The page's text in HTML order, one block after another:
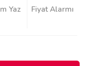
Yaz Fiyat Alarmı